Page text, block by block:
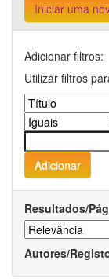
Iniciar uma
Adicionar filtros:
Utilizar filtros
Resultados/
Autores/